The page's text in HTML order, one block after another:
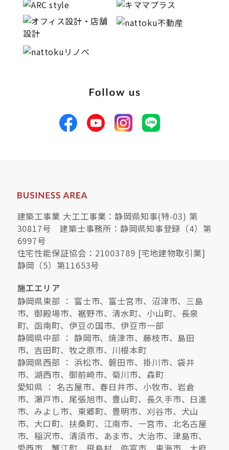
建築工事業 大工工事業：静岡県知事(特-03) 第
30817号 建築士事務所：静岡県知事登録（4）第
6997号
住宅性能保証協会：21003789 [宅地建物取引業]
静岡（5）第11653号
施工エリア
静岡県東部 ： 富士市、富士宮市、沼津市、三島
市、御殿場市、裾野市、清水町、小山町、長泉
町、函南町、伊豆の国市、伊豆市一部
静岡県中部 ： 静岡市、焼津市、藤枝市、島田
市、吉田町、牧之原市、川根本町
静岡県西部 ： 浜松市、磐田市、掛川市、袋井
市、湖西市、御前崎市、菊川市、森町
愛知県 ： 名古屋市、春日井市、小牧市、岩倉
市、瀬戸市、尾張旭市、豊山町、長久手市、日進
市、みよし市、東郷町、豊明市、刈谷市、犬山
市、大口町、扶桑町、江南市、一宮市、北名古屋
市、稲沢市、清須市、あま市、大治市、津島市、